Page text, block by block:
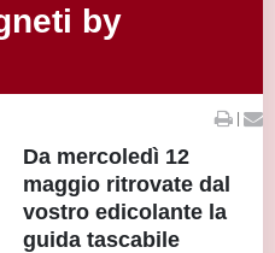
by
|
Da mercoledì 12
maggio ritrovate dal
vostro edicolante la
guida tascabile